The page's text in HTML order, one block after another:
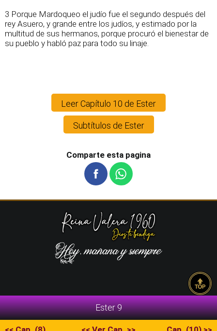
3 Porque Mardoqueo el judío fue el segundo después del
rey Asuero, y grande entre los judíos, y estimado por la
multitud de sus hermanos, porque procuró el bienestar de
su pueblo y habló paz para todo su linaje.
Leer Capítulo 10 de Ester
Subtítulos de Ester
Comparte esta pagina
Ester 9